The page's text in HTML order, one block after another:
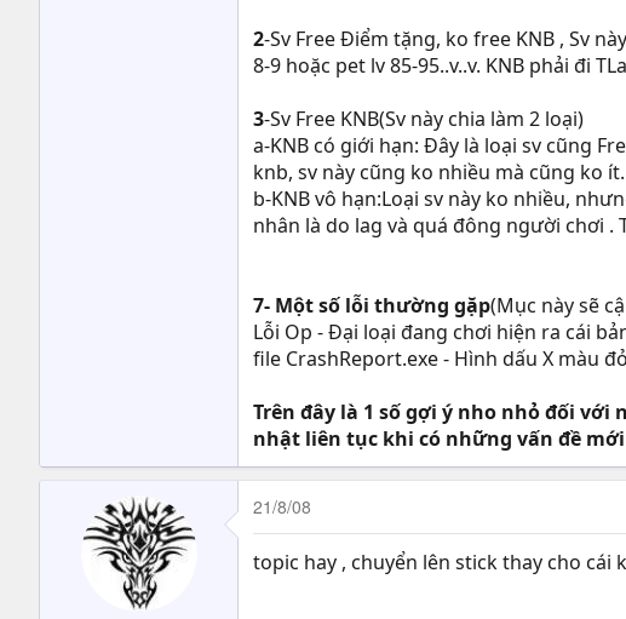
2-Sv Free Điểm tặng, ko free KNB , Sv
8-9 hoặc pet lv 85-95..v..v. KNB phải đi
3-Sv Free KNB(Sv này chia làm 2 loại)
a-KNB có giới hạn: Đây là loại sv cũng
knb, sv này cũng ko nhiều mà cũng ko ít.
b-KNB vô hạn:Loại sv này ko nhiều,
nhân là do lag và quá đông người chơi .
7- Một số lỗi thường gặp(Mục này sẽ
Lỗi Op - Đại loại đang chơi hiện ra cái
file CrashReport.exe - Hình dấu X màu
Trên đây là 1 số gợi ý nho nhỏ đối
nhật liên tục khi có những vấn đề
21/8/08
topic hay , chuyển lên stick thay cho cái